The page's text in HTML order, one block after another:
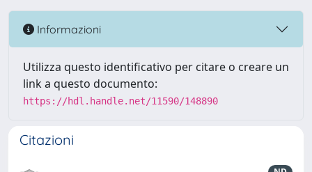
Informazioni
Utilizza questo identificativo per citare o creare un
link a questo documento:
https://hdl.handle.net/11590/148890
Citazioni